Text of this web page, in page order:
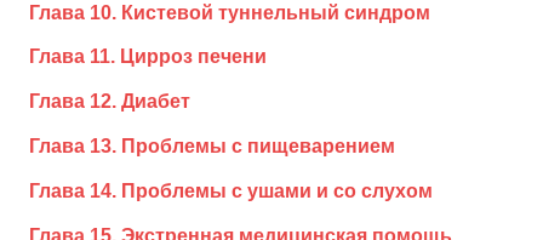
Глава 10. Кистевой туннельный синдром
Глава 11. Цирроз печени
Глава 12. Диабет
Глава 13. Проблемы с пищеварением
Глава 14. Проблемы с ушами и со слухом
Глава 15. Экстренная медицинская помощь